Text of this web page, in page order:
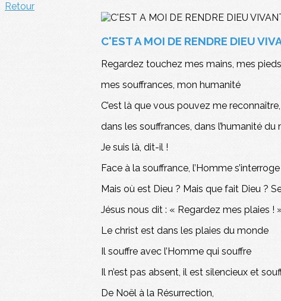
Retour
C'EST A MOI DE RENDRE DIEU
Regardez touchez mes mains, mes pieds
mes souffrances, mon humanité
C’est là que vous pouvez me
dans les souffrances, dans l’humanité du
Je suis là, dit-il !
Face à la souffrance, l’Homme
Mais où est Dieu ? Mais que fait Dieu ?
Jésus nous dit : « Regardez mes plaies !
Le christ est dans les plaies du monde
Il souffre avec l’Homme qui souffre
Il n’est pas absent, il est silencieux et
De Noël à la Résurrection,